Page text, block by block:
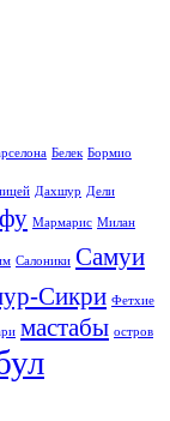
Белек Бормио
Дахшур Дели
Мармарис Милан
Салоники Самуи
Сикри Фетхие
мастабы остров